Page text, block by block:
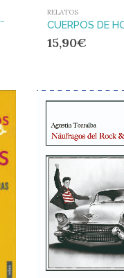
La belleza de sus heridas
RELATOS
15,90€